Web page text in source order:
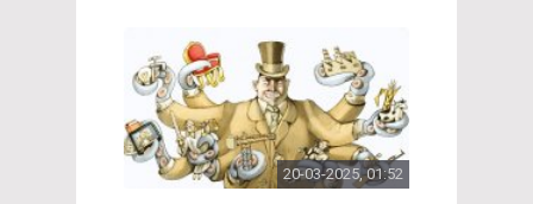
20-03-2025, 01:52